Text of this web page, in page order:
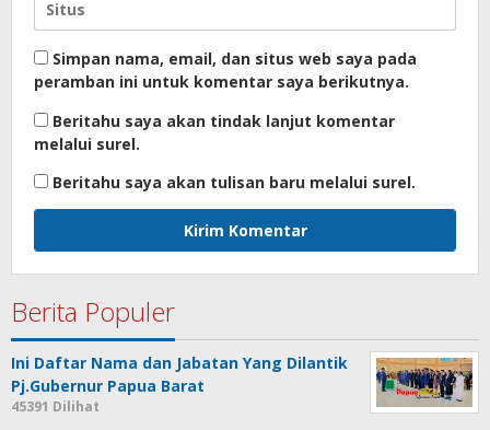
Simpan nama, email, dan situs web saya pada
peramban ini untuk komentar saya berikutnya.
Beritahu saya akan tindak lanjut komentar
melalui surel.
Beritahu saya akan tulisan baru melalui surel.
Berita Populer
Ini Daftar Nama dan Jabatan Yang Dilantik
Pj.Gubernur Papua Barat
45391 Dilihat